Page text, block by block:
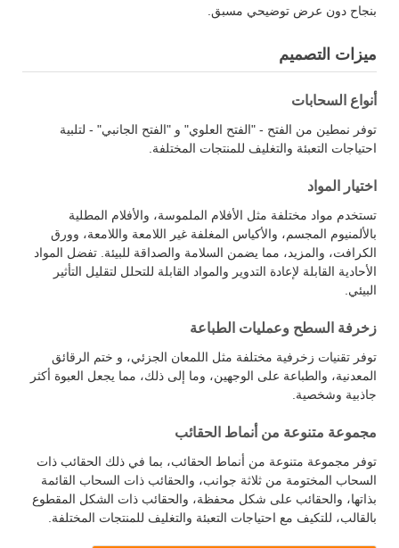
بنجاح دون عرض توضيحي مسبق.
ميزات التصميم
أنواع السحابات
توفر نمطين من الفتح - "الفتح العلوي" و "الفتح الجانبي" - لتلبية
احتياجات التعبئة والتغليف للمنتجات المختلفة.
اختيار المواد
تستخدم مواد مختلفة مثل الأفلام الملموسة، والأفلام المطلية
بالألمنيوم المجسم، والأكياس المغلفة غير اللامعة واللامعة، وورق
الكرافت، والمزيد، مما يضمن السلامة والصداقة للبيئة. تفضل المواد
الأحادية القابلة لإعادة التدوير والمواد القابلة للتحلل لتقليل التأثير
البيئي.
زخرفة السطح وعمليات الطباعة
توفر تقنيات زخرفية مختلفة مثل اللمعان الجزئي، و ختم الرقائق
المعدنية، والطباعة على الوجهين، وما إلى ذلك، مما يجعل العبوة أكثر
جاذبية وشخصية.
مجموعة متنوعة من أنماط الحقائب
توفر مجموعة متنوعة من أنماط الحقائب، بما في ذلك الحقائب ذات
السحاب المختومة من ثلاثة جوانب، والحقائب ذات السحاب القائمة
بذاتها، والحقائب على شكل محفظة، والحقائب ذات الشكل المقطوع
بالقالب، للتكيف مع احتياجات التعبئة والتغليف للمنتجات المختلفة.